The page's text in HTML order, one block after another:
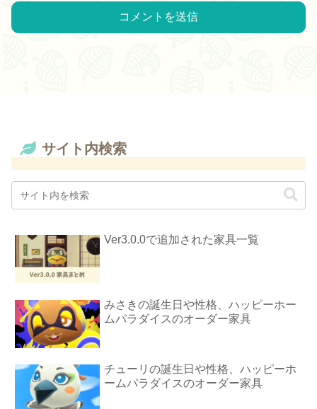
サイト内検索
Ver3.0.0で追加された家具一覧
みさきの誕生日や性格、ハッピーホー
ムパラダイスのオーダー家具
チューリの誕生日や性格、ハッピーホ
ームパラダイスのオーダー家具